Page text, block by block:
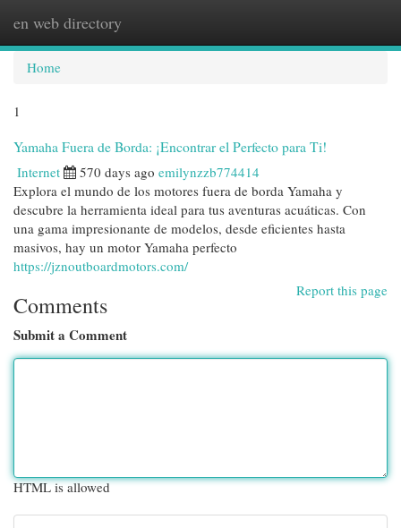
en web directory
Home
1
Yamaha Fuera de Borda: ¡Encontrar el Perfecto para Ti!
Internet 570 days ago emilynzzb774414
Explora el mundo de los motores fuera de borda Yamaha y
descubre la herramienta ideal para tus aventuras acuáticas. Con
una gama impresionante de modelos, desde eficientes hasta
masivos, hay un motor Yamaha perfecto
https://jznoutboardmotors.com/
Report this page
Comments
Submit a Comment
HTML is allowed